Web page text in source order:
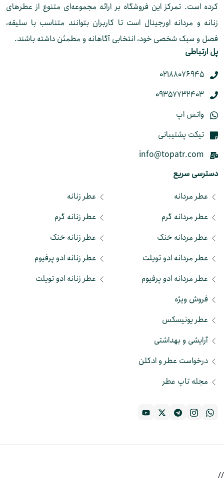
کرده است. تمرکز این فروشگاه بر ارائه مجموعه‌ای متنوع از عطرهای
زنانه و مردانه اورجینال است تا کاربران بتوانند متناسب با سلیقه،
فصل و سبک شخصی خود، انتخابی آگاهانه و مطمئن داشته باشند.
پل ارتباطی
واتس اپ
تیکت پشتیبانی
دسترسی سریع
عطر مردانه
عطر مردانه گرم
عطر مردانه خنک
عطر مردانه ادو تویلت
عطر مردانه ادو پرفیوم
عطر زنانه
عطر زنانه گرم
عطر زنانه خنک
عطر زنانه ادو پرفیوم
عطر زنانه ادو تویلت
فروش ویژه
عطر یونیسکس
آرایشی و بهداشتی
درخواست عطر و ادکلن
مجله تاپ عطر
//